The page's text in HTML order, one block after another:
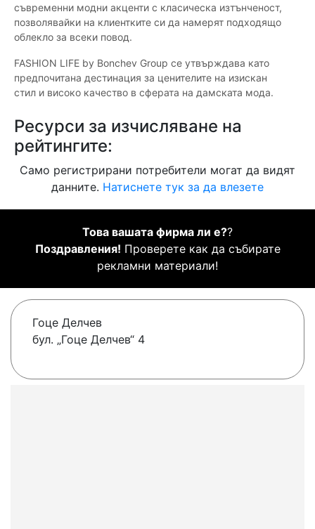
съвременни модни акценти с класическа изтънченост,
позволявайки на клиентките си да намерят подходящо
облекло за всеки повод.
FASHION LIFE by Bonchev Group се утвърждава като
предпочитана дестинация за ценителите на изискан
стил и високо качество в сферата на дамската мода.
Ресурси за изчисляване на
рейтингите:
Само регистрирани потребители могат да видят
данните. Натиснете тук за да влезете
Това вашата фирма ли е??
Поздравления! Проверете как да събирате
рекламни материали!
Гоце Делчев
бул. „Гоце Делчев“ 4